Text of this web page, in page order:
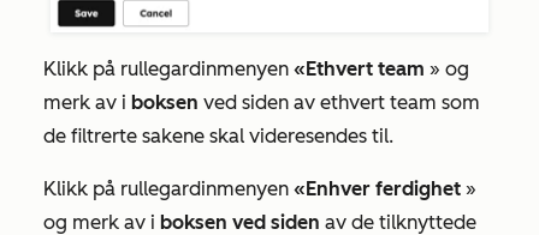
Klikk på rullegardinmenyen «Ethvert team » og
merk av i boksen ved siden av ethvert team som
de filtrerte sakene skal videresendes til.
Klikk på rullegardinmenyen «Enhver ferdighet »
og merk av i boksen ved siden av de tilknyttede